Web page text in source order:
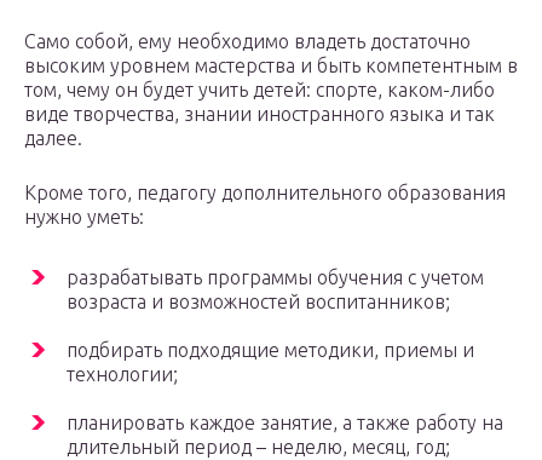
Само собой, ему необходимо владеть достаточно
высоким уровнем мастерства и быть компетентным в
том, чему он будет учить детей: спорте, каком-либо
виде творчества, знании иностранного языка и так
далее.
Кроме того, педагогу дополнительного образования
нужно уметь:
разрабатывать программы обучения с учетом
возраста и возможностей воспитанников;
подбирать подходящие методики, приемы и
технологии;
планировать каждое занятие, а также работу на
длительный период – неделю, месяц, год;